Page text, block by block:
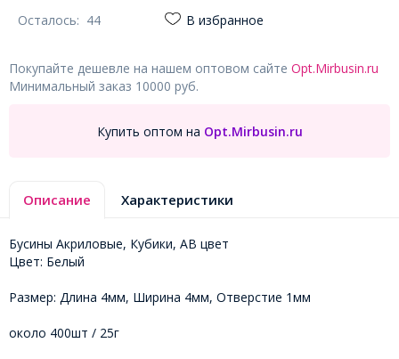
Осталось: 44 В избранное
Покупайте дешевле на нашем оптовом сайте Opt.Mirbusin.ru
Минимальный заказ 10000 руб.
Купить оптом на Opt.Mirbusin.ru
Описание Характеристики
Бусины Акриловые, Кубики, АВ цвет
Цвет: Белый
Размер: Длина 4мм, Ширина 4мм, Отверстие 1мм
около 400шт / 25г